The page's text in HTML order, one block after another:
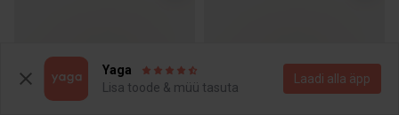
Yaga
Lisa toode & müü tasuta
Laadi alla äpp